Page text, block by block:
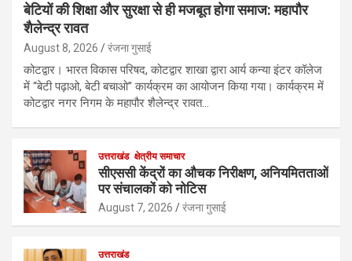
बेटियों की शिक्षा और सुरक्षा से ही मजबूत होगा समाज: महापौर
शैलेन्द्र रावत
August 8, 2026 रंजना गुसाई
कोटद्वार। भारत विकास परिषद, कोटद्वार शाखा द्वारा आर्य कन्या इंटर कॉलेज
में “बेटी पढ़ाओ, बेटी बचाओ” कार्यक्रम का आयोजन किया गया। कार्यक्रम में
कोटद्वार नगर निगम के महापौर शैलेन्द्र रावत…
उत्तराखंड क्षेत्रीय समाचार
सीएससी केंद्रों का औचक निरीक्षण, अनियमितताओं
पर संचालकों को नोटिस
August 7, 2026 रंजना गुसाई
उत्तराखंड